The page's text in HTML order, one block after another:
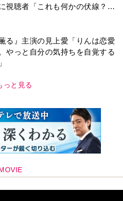
視聴者「これも何かの伏線？」
る』主演の見上愛「りんは恋愛
やっと自分の気持ちを自覚する
っと見る